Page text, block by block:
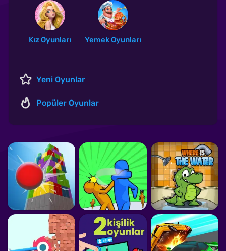
Kız Oyunları Yemek Oyunları
Yeni Oyunlar
Popüler Oyunlar